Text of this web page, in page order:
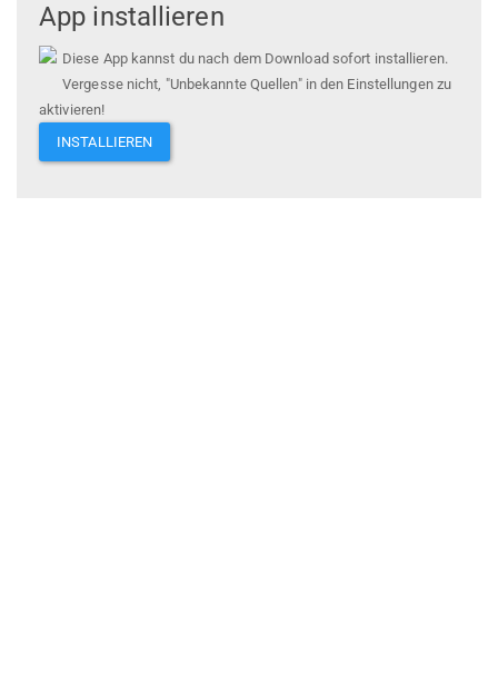
App installieren
Diese App kannst du nach dem Download sofort installieren.
Vergesse nicht, "Unbekannte Quellen" in den Einstellungen zu
aktivieren!
INSTALLIEREN